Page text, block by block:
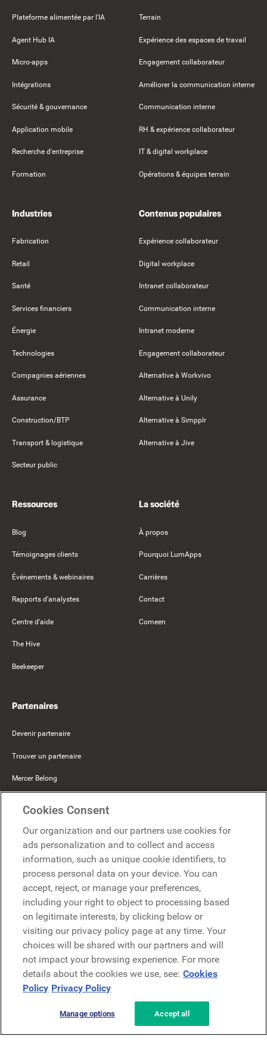
Plateforme alimentée par l'IA
Agent Hub IA
Micro-apps
Intégrations
Sécurité & gouvernance
Application mobile
Recherche d'entreprise
Formation
Terrain
Expérience des espaces de travail
Engagement collaborateur
Améliorer la communication interne
Communication interne
RH & expérience collaborateur
IT & digital workplace
Opérations & équipes terrain
Industries
Fabrication
Retail
Santé
Services financiers
Énergie
Technologies
Compagnies aériennes
Assurance
Construction/BTP
Transport & logistique
Secteur public
Contenus populaires
Expérience collaborateur
Digital workplace
Intranet collaborateur
Communication interne
Intranet moderne
Engagement collaborateur
Alternative à Workvivo
Alternative à Unily
Alternative à Simpplr
Alternative à Jive
Ressources
Blog
Témoignages clients
Événements & webinaires
Rapports d'analystes
Centre d'aide
The Hive
Beekeeper
La société
À propos
Pourquoi LumApps
Carrières
Contact
Comeen
Partenaires
Devenir partenaire
Trouver un partenaire
Mercer Belong
Demander une démo
Demander une démo
Contact
Contact
Politique de confidentialité
Cookies Consent
Our organization and our partners use cookies for
ads personalization and to collect and access
information, such as unique cookie identifiers, to
process personal data on your device. You can
accept, reject, or manage your preferences,
including your right to object to processing based
on legitimate interests, by clicking below or
visiting our privacy policy page at any time. Your
choices will be shared with our partners and will
not impact your browsing experience. For more
details about the cookies we use, see: Cookies
Policy Privacy Policy
Manage options Accept all